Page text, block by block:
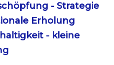
- Strategie
Erholung
- kleine